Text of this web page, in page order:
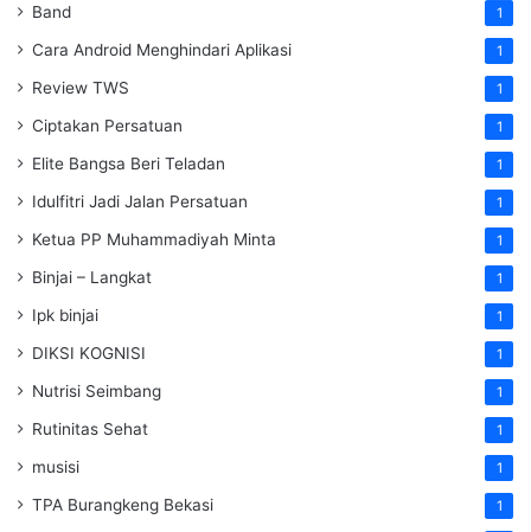
Band 1
Cara Android Menghindari Aplikasi 1
Review TWS 1
Ciptakan Persatuan 1
Elite Bangsa Beri Teladan 1
Idulfitri Jadi Jalan Persatuan 1
Ketua PP Muhammadiyah Minta 1
Binjai – Langkat 1
Ipk binjai 1
DIKSI KOGNISI 1
Nutrisi Seimbang 1
Rutinitas Sehat 1
musisi 1
TPA Burangkeng Bekasi 1